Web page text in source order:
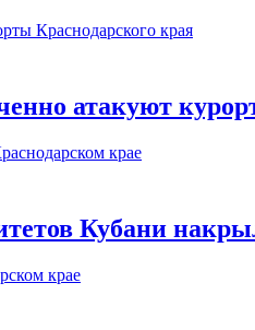
атакуют
Кубани